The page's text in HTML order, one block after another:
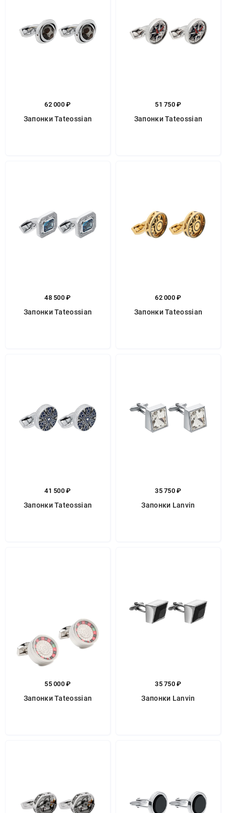
62 000 ₽
Запонки Tateossian
51 750 ₽
Запонки Tateossian
48 500 ₽
Запонки Tateossian
62 000 ₽
Запонки Tateossian
41 500 ₽
Запонки Tateossian
35 750 ₽
Запонки Lanvin
55 000 ₽
Запонки Tateossian
35 750 ₽
Запонки Lanvin